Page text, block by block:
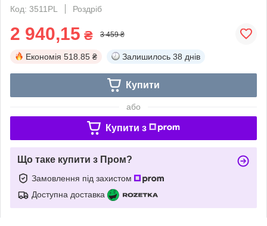
Код: 3511PL
Роздріб
2 940,15 ₴ 3 459 ₴
Економія 518.85 ₴ Залишилось 38 днів
Купити
або
Купити з
Що таке купити з Пром?
Замовлення під захистом
Доступна доставка